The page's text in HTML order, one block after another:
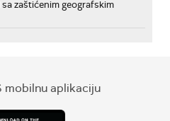
zaštićenim geografskim
mobilnu aplikaciju